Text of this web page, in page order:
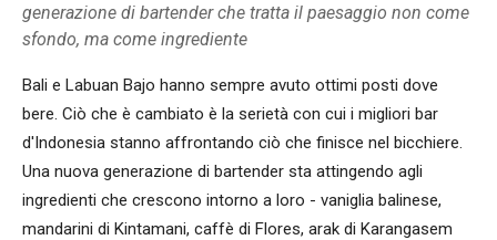
generazione di bartender che tratta il paesaggio non come
sfondo, ma come ingrediente
Bali e Labuan Bajo hanno sempre avuto ottimi posti dove
bere. Ciò che è cambiato è la serietà con cui i migliori bar
d'Indonesia stanno affrontando ciò che finisce nel bicchiere.
Una nuova generazione di bartender sta attingendo agli
ingredienti che crescono intorno a loro - vaniglia balinese,
mandarini di Kintamani, caffè di Flores, arak di Karangasem